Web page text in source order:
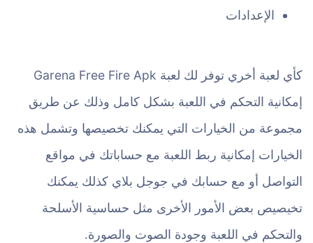
الإعدادات
كأي لعبة أخري توفر لك لعبة Garena Free Fire Apk
إمكانية التحكم في اللعبة بشكل كامل وذلك عن طريق
مجموعة من الخيارات التي يمكنك تخصيصها وتشمل هذه
الخيارات إمكانية ربط اللعبة مع حساباتك في مواقع
التواصل أو مع حسابك في جوجل بلاي كذلك يمكنك
تخيصيص بعض الأمور الأخرى مثل حساسية الأسلحة
والتحكم في اللعبة وجودة الصوت والصورة.